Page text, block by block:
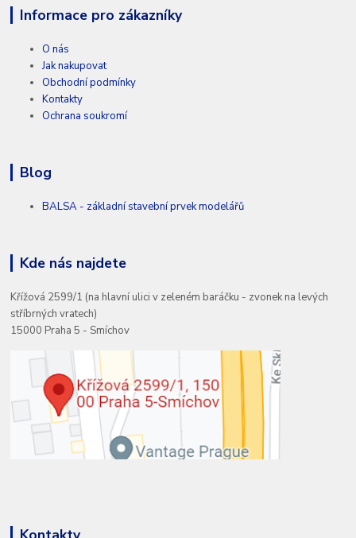
Informace pro zákazníky
O nás
Jak nakupovat
Obchodní podmínky
Kontakty
Ochrana soukromí
Blog
BALSA - základní stavební prvek modelářů
Kde nás najdete
Křížová 2599/1 (na hlavní ulici v zeleném baráčku - zvonek na levých
stříbrných vratech)
15000 Praha 5 - Smíchov